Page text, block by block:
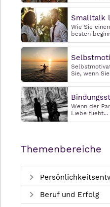
Smalltalk
Wie Sie
besten
Sie, wenn
Wenn der
Liebe flieht...
Themenbereiche
Beruf und Erfolg